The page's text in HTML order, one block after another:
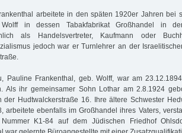
arbeitete in den späten 1920er Jahren bei
Wolff in dessen Tabakfabrikat Großhandel in
als Handelsvertreter, Kaufmann oder
jedoch war er Turnlehrer an der
Pauline Frankenthal, geb. Wolff, war am
Als ihr gemeinsamer Sohn Lothar am 2.8.1924
der Hudtwalckerstraße 16. Ihre ältere Schwester
arbeitete ebenfalls im Großhandel ihres Vaters,
K1-84 auf dem Jüdischen Friedhof